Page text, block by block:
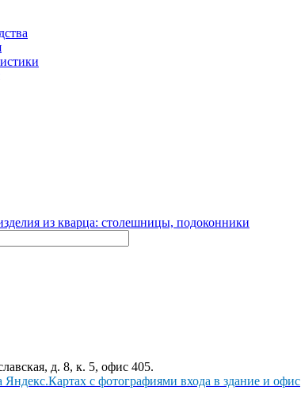
д. 8, к. 5, офис 405.
с фотографиями входа в здание и офис